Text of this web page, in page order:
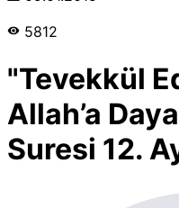
5812
"Tevekkül
Allah’a
Suresi 12.